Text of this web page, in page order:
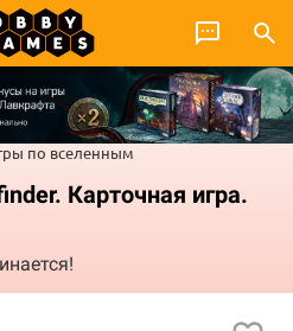
по вселенным
Карточная игра.